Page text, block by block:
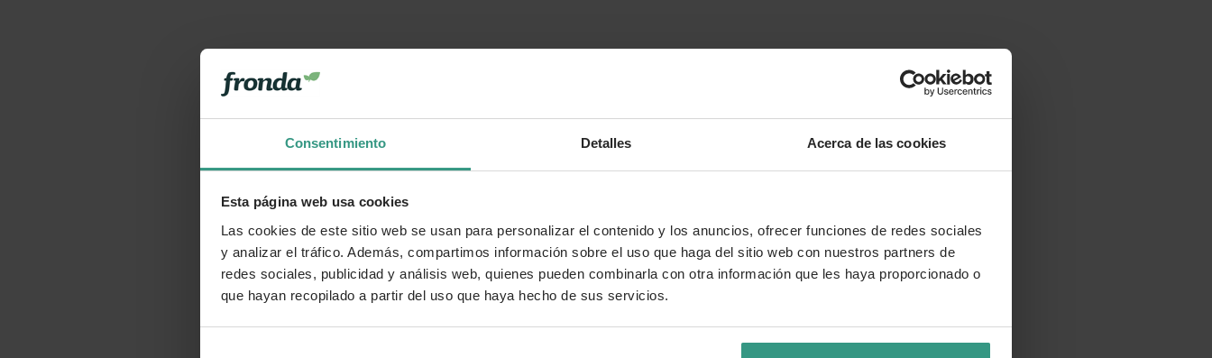
Consentimiento Detalles Acerca de las cookies
Esta página web usa cookies
Las cookies de este sitio web se usan para personalizar el contenido y los anuncios, ofrecer funciones de redes sociales
y analizar el tráfico. Además, compartimos información sobre el uso que haga del sitio web con nuestros partners de
redes sociales, publicidad y análisis web, quienes pueden combinarla con otra información que les haya proporcionado o
que hayan recopilado a partir del uso que haya hecho de sus servicios.